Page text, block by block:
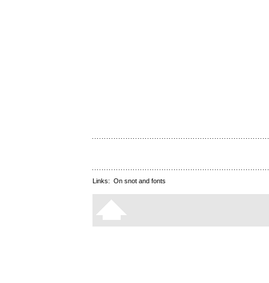
Links: On snot and fonts